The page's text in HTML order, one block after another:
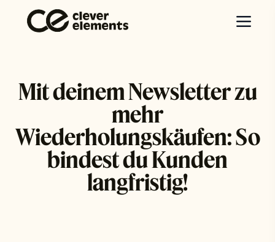
Mit deinem Newsletter zu
mehr
Wiederholungskäufen: So
bindest du Kunden
langfristig!